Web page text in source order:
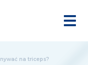
na triceps?